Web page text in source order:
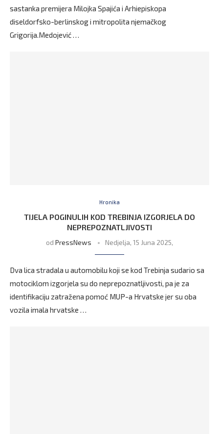
sastanka premijera Milojka Spajića i Arhiepiskopa
diseldorfsko-berlinskog i mitropolita njemačkog
Grigorija.Medojević …
Hronika
TIJELA POGINULIH KOD TREBINJA IZGORJELA DO
NEPREPOZNATLJIVOSTI
od PressNews Nedjelja, 15 Juna 2025,
Dva lica stradala u automobilu koji se kod Trebinja sudario sa
motociklom izgorjela su do neprepoznatljivosti, pa je za
identifikaciju zatražena pomoć MUP-a Hrvatske jer su oba
vozila imala hrvatske …